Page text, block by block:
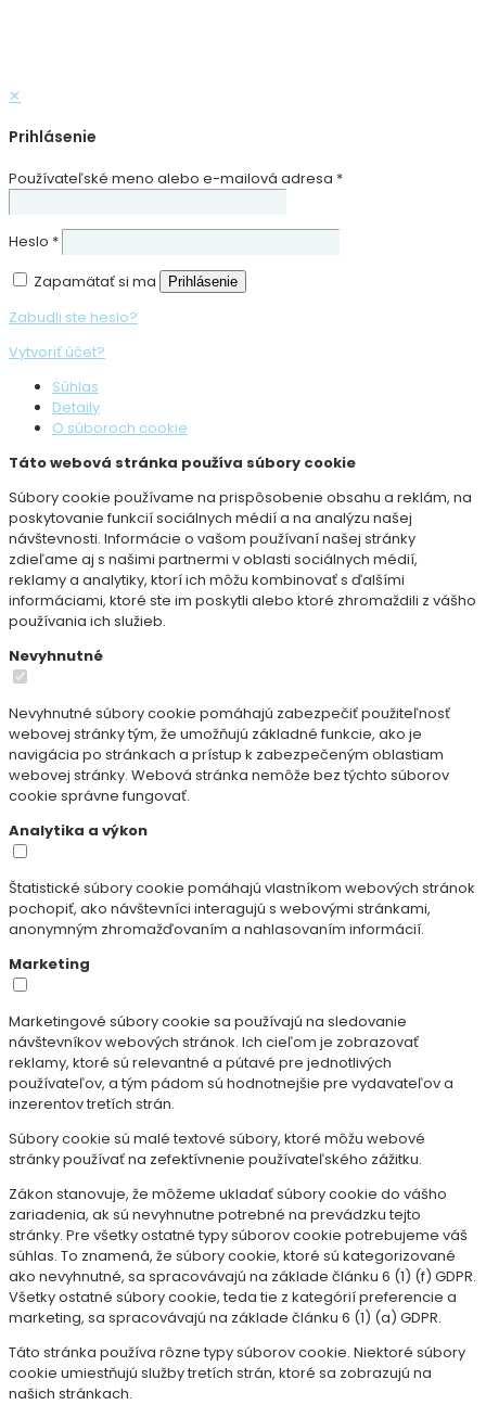
✕
Prihlásenie
Používateľské meno alebo e-mailová adresa *
Heslo *
Zapamätať si ma
Prihlásenie
Zabudli ste heslo?
Vytvoriť účet?
Súhlas
Detaily
O súboroch cookie
Táto webová stránka používa súbory cookie
Súbory cookie používame na prispôsobenie obsahu a reklám, na
poskytovanie funkcií sociálnych médií a na analýzu našej
návštevnosti. Informácie o vašom používaní našej stránky
zdieľame aj s našimi partnermi v oblasti sociálnych médií,
reklamy a analytiky, ktorí ich môžu kombinovať s ďalšími
informáciami, ktoré ste im poskytli alebo ktoré zhromaždili z vášho
používania ich služieb.
Nevyhnutné
Nevyhnutné súbory cookie pomáhajú zabezpečiť použiteľnosť
webovej stránky tým, že umožňujú základné funkcie, ako je
navigácia po stránkach a prístup k zabezpečeným oblastiam
webovej stránky. Webová stránka nemôže bez týchto súborov
cookie správne fungovať.
Analytika a výkon
Štatistické súbory cookie pomáhajú vlastníkom webových stránok
pochopiť, ako návštevníci interagujú s webovými stránkami,
anonymným zhromažďovaním a nahlasovaním informácií.
Marketing
Marketingové súbory cookie sa používajú na sledovanie
návštevníkov webových stránok. Ich cieľom je zobrazovať
reklamy, ktoré sú relevantné a pútavé pre jednotlivých
používateľov, a tým pádom sú hodnotnejšie pre vydavateľov a
inzerentov tretích strán.
Súbory cookie sú malé textové súbory, ktoré môžu webové
stránky používať na zefektívnenie používateľského zážitku.
Zákon stanovuje, že môžeme ukladať súbory cookie do vášho
zariadenia, ak sú nevyhnutne potrebné na prevádzku tejto
stránky. Pre všetky ostatné typy súborov cookie potrebujeme váš
súhlas. To znamená, že súbory cookie, ktoré sú kategorizované
ako nevyhnutné, sa spracovávajú na základe článku 6 (1) (f) GDPR.
Všetky ostatné súbory cookie, teda tie z kategórií preferencie a
marketing, sa spracovávajú na základe článku 6 (1) (a) GDPR.
Táto stránka používa rôzne typy súborov cookie. Niektoré súbory
cookie umiestňujú služby tretích strán, ktoré sa zobrazujú na
našich stránkach.